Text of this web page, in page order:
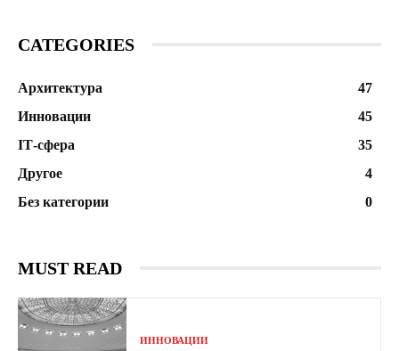
CATEGORIES
Архитектура
47
Инновации
45
ІТ-сфера
35
Другое
4
Без категории
0
MUST READ
ИННОВАЦИИ